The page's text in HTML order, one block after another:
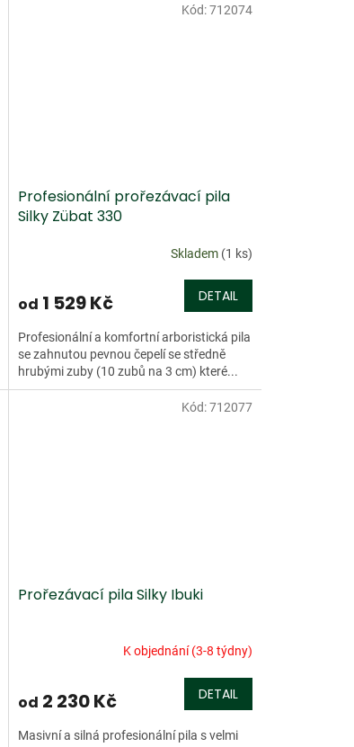
Profesionální prořezávací pila
Silky Zübat 330
Skladem (1 ks)
od 1 529 Kč DETAIL
Profesionální a komfortní arboristická pila
se zahnutou pevnou čepelí se středně
hrubými zuby (10 zubů na 3 cm) které...
Kód:712074
Prořezávací pila Silky Ibuki
K objednání (3-8 týdny)
od 2 230 Kč DETAIL
Masivní a silná profesionální pila s velmi
Kód:712077